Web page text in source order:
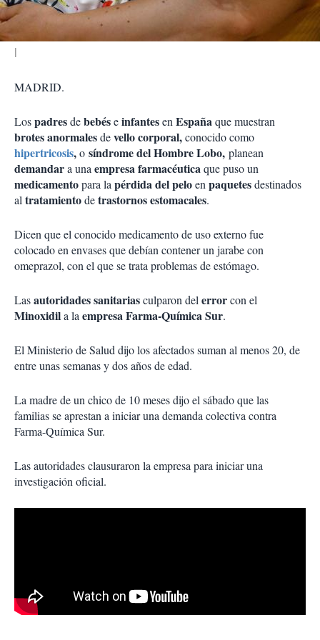
r
MADRID.
Lospadresdebebéseinfantesen Españaque muestran
brotes anormalesdevello corporal,conocido como
hipertricosis,o síndrome del Hombre Lobo, planean
demandara una empresa farmacéuticaque puso un
medicamentopara la pérdida del peloen paquetesdestinados
al tratamientodetrastornos estomacales.
Dicen que el conocido medicamento de uso externo fue
colocado en envases que debían contener un jarabe con
omeprazol, con el que se trata problemas de estómago.
Lasautoridades sanitariasculparon del errorcon el
Minoxidila la empresa Farma-Química Sur.
El Ministerio de Salud dijo los afectados suman al menos 20, de
entre unas semanas y dos años de edad.
La madre de un chico de 10 meses dijo el sábado que las
familias se aprestan a iniciar una demanda colectiva contra
Farma-Química Sur.
Las autoridades clausuraron la empresa para iniciar una
investigación oficial.